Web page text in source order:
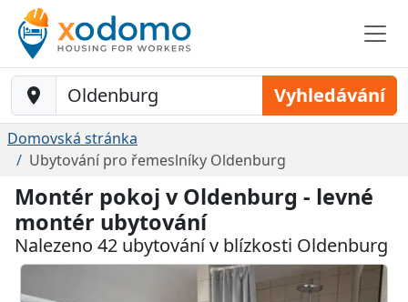
Baustelle-Location Vyhledávání
Domovská stránka
Ubytování pro řemeslníky Oldenburg
Montér pokoj v Oldenburg - levné
montér ubytování
Nalezeno 42 ubytování v blízkosti Oldenburg